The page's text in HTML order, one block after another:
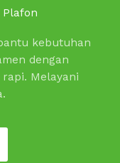
Plafon
kebutuhan
dengan
Melayani